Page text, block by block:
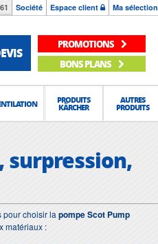
Société Espace client Ma sélection
PROMOTIONS
BONS PLANS
PRODUITS
KÄRCHER
AUTRES
PRODUITS
surpression,
pour choisir la pompe Scot Pump
matériaux :